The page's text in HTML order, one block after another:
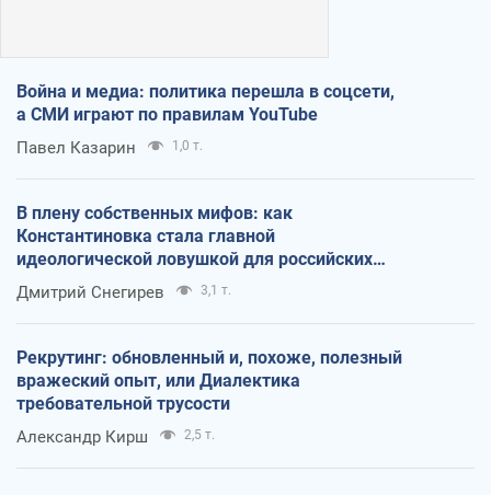
Война и медиа: политика перешла в соцсети,
а СМИ играют по правилам YouTube
Павел Казарин 1,0 т.
В плену собственных мифов: как
Константиновка стала главной
идеологической ловушкой для российских
оккупантов
Дмитрий Снегирев 3,1 т.
Рекрутинг: обновленный и, похоже, полезный
вражеский опыт, или Диалектика
требовательной трусости
Александр Кирш 2,5 т.